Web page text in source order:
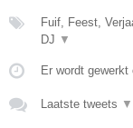
Fuif, Feest,
DJ ▼
Er wordt gewerkt
Laatste tweets ▼